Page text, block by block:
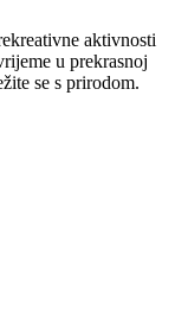
aktivnosti
u prekrasnoj
se s prirodom.